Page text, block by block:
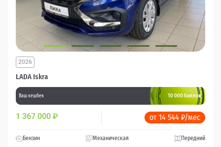
LADA Iskra
2026
Ваш кешбек 10 000 баллов
1 367 000 ₽ от 14 544 ₽/мес
Бензин Механическая Передний